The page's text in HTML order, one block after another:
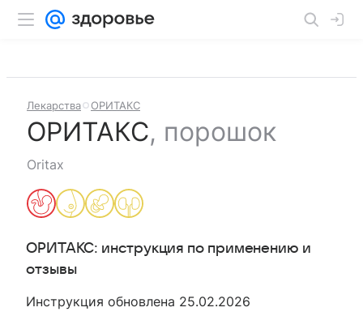
Лекарства ОРИТАКС
ОРИТАКС, порошок
Oritax
ОРИТАКС: инструкция по применению и
отзывы
Инструкция обновлена 25.02.2026